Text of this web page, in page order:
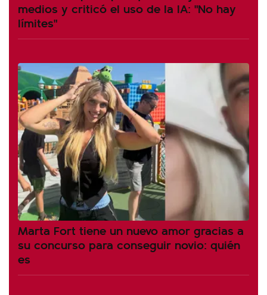
medios y criticó el uso de la IA: "No hay
límites"
Marta Fort tiene un nuevo amor gracias a
su concurso para conseguir novio: quién
es